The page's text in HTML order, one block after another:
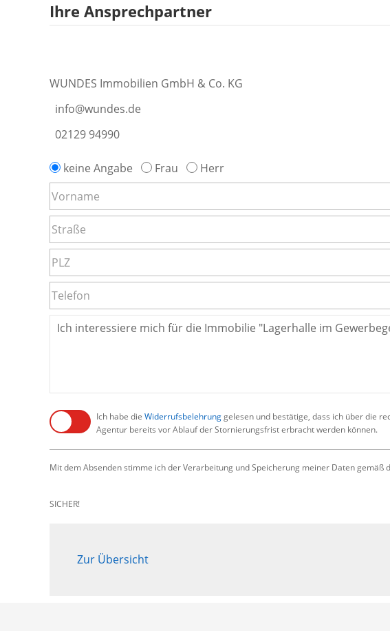
Ihre Ansprechpartner
WUNDES Immobilien GmbH & Co. KG
info@wundes.de
02129 94990
keine Angabe Frau Herr
Ich habe die Widerrufsbelehrunggelesen und bestätige, dass ich über die
Agentur bereits vor Ablauf der Stornierungsfrist erbracht werden können.
Mit dem Absenden stimme ich der Verarbeitung und Speicherung meiner Daten
SICHER!
Zur Übersicht